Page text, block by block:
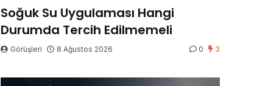
Soğuk Su Uygulaması Hangi
Durumda Tercih Edilmemeli
Görüşleri 8 Ağustos 2026 0 3